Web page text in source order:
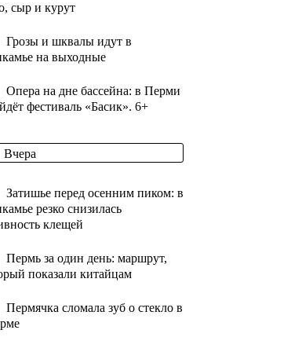
сыр и курут
Грозы и шквалы идут в
на выходные
Опера на дне бассейна: в Перми
фестиваль «Басик». 6+
Вчера
Затишье перед осенним пиком: в
резко снизилась
клещей
Пермь за один день: маршрут,
показали китайцам
Пермячка сломала зуб о стекло в